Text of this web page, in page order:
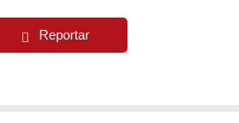
Reportar